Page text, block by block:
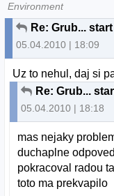
Environment
05.04.2010 | 18:09
Uz to nehul, daj si
05.04.2010 | 18:18
mas nejaky
duchaplne
pokracoval radou
toto ma prekvapilo